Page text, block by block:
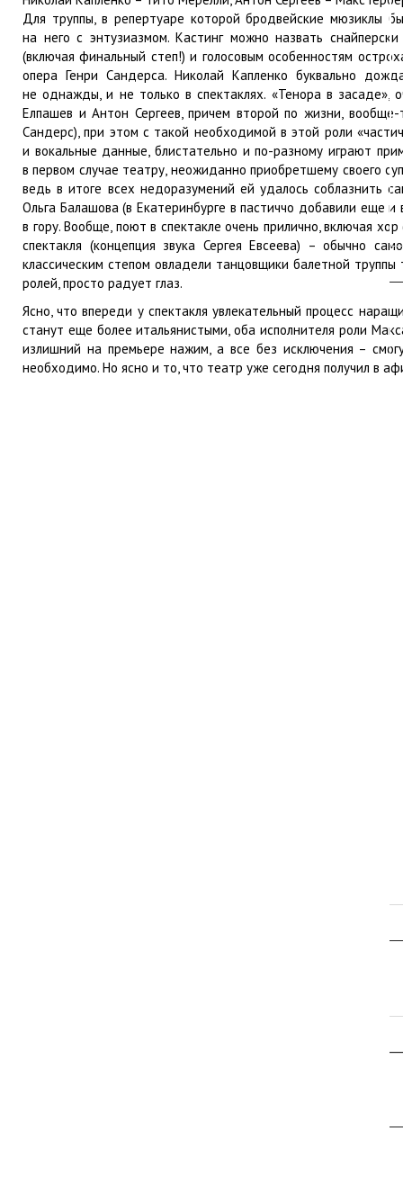
Для труппы, в репертуаре которой бродвейские мюзиклы
на него с энтузиазмом. Кастинг можно назвать
(включая финальный степ!) и голосовым особенностям
опера Генри Сандерса. Николай Капленко буквально
не однажды, и не только в спектаклях. «Тенора в засаде»,
Елпашев и Антон Сергеев, причем второй по жизни,
Сандерс), при этом с такой необходимой в этой роли
и вокальные данные, блистательно и по-разному играют
в первом случае театру, неожиданно приобретшему своего
ведь в итоге всех недоразумений ей удалось соблазнить
Ольга Балашова (в Екатеринбурге в пастиччо добавили еще
в гору. Вообще, поют в спектакле очень прилично, включая
спектакля (концепция звука Сергея Евсеева) – обычно
классическим степом овладели танцовщики балетной
ролей, просто радует глаз.
Ясно, что впереди у спектакля увлекательный процесс
станут еще более итальянистыми, оба исполнителя роли
излишний на премьере нажим, а все без исключения –
необходимо. Но ясно и то, что театр уже сегодня получил в